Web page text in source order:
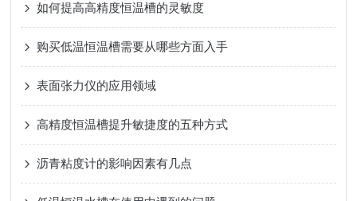
如何提高高精度恒温槽的灵敏度
购买低温恒温槽需要从哪些方面入手
表面张力仪的应用领域
高精度恒温槽提升敏捷度的五种方式
沥青粘度计的影响因素有几点